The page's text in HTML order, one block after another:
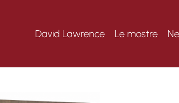
David Lawrence Le mostre